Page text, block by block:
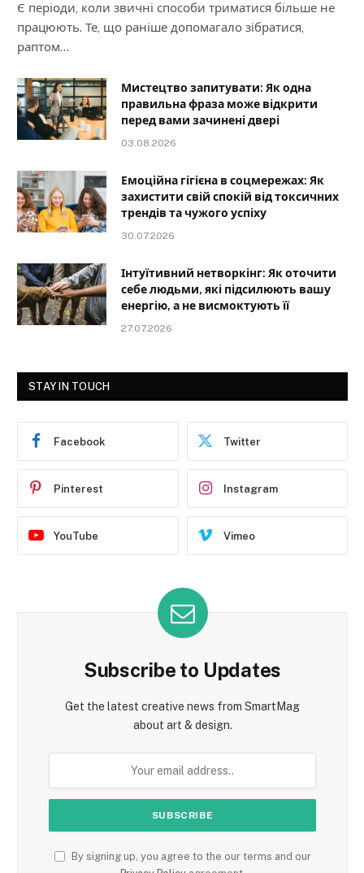
Є періоди, коли звичні способи триматися більше не
працюють. Те, що раніше допомагало зібратися,
раптом…
Мистецтво запитувати: Як одна
правильна фраза може відкрити
перед вами зачинені двері
03.08.2026
Емоційна гігієна в соцмережах: Як
захистити свій спокій від токсичних
трендів та чужого успіху
30.07.2026
Інтуїтивний нетворкінг: Як оточити
себе людьми, які підсилюють вашу
енергію, а не висмоктують її
27.07.2026
STAY IN TOUCH
Facebook Twitter
Pinterest Instagram
YouTube Vimeo
Subscribe to Updates
Get the latest creative news from SmartMag
about art & design.
By signing up, you agree to the our terms and our